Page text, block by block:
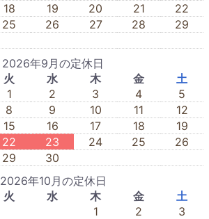
18 19 20 21
22
25 26 27 28
29
2026年9月の定休日
火 水 木 金
土
1
2 3 4
5
8 9 10 11
12
15 16 17 18
19
22 23 24 25
26
29
30
2026年10月の定休日
火 水 木 金
土
1
2
3